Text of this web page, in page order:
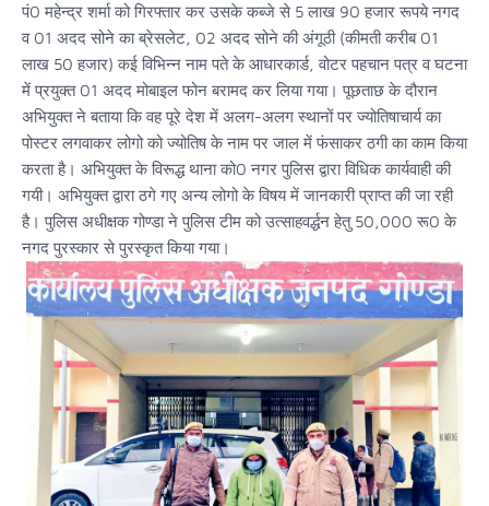
पं0 महेन्द्र शर्मा को गिरफ्तार कर उसके कब्जे से 5 लाख 90 हजार रूपये नगद
व 01 अदद सोने का ब्रेसलेट, 02 अदद सोने की अंगूठी (कीमती करीब 01
लाख 50 हजार) कई विभिन्न नाम पते के आधारकार्ड, वोटर पहचान पत्र व घटना
में प्रयुक्त 01 अदद मोबाइल फोन बरामद कर लिया गया। पूछताछ के दौरान
अभियुक्त ने बताया कि वह पूरे देश में अलग-अलग स्थानों पर ज्योतिषाचार्य का
पोस्टर लगवाकर लोगो को ज्योतिष के नाम पर जाल में फंसाकर ठगी का काम किया
करता है। अभियुक्त के विरूद्ध थाना को0 नगर पुलिस द्वारा विधिक कार्यवाही की
गयी। अभियुक्त द्वारा ठगे गए अन्य लोगो के विषय में जानकारी प्राप्त की जा रही
है। पुलिस अधीक्षक गोण्डा ने पुलिस टीम को उत्साहवर्द्धन हेतु 50,000 रू0 के
नगद पुरस्कार से पुरस्कृत किया गया।